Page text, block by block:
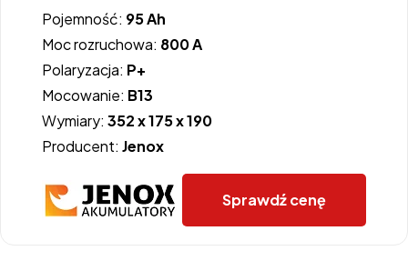
Pojemność: 95 Ah
Moc rozruchowa: 800 A
Polaryzacja: P+
Mocowanie: B13
Wymiary: 352 x 175 x 190
Producent: Jenox
Sprawdź cenę